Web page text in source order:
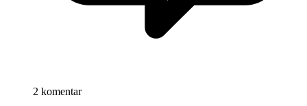
2 komentar